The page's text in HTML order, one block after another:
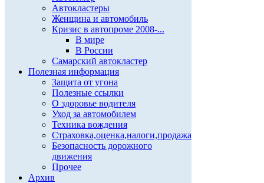
Автокластеры
Женщина и автомобиль
Кризис в автопроме 2008-...
В мире
В России
Самарский автокластер
Полезная информация
Защита от угона
Полезные ссылки
О здоровье водителя
Уход за автомобилем
Техника вождения
Страховка,оценка,налоги,продажа
Безопасность дорожного
движения
Прочее
Архив